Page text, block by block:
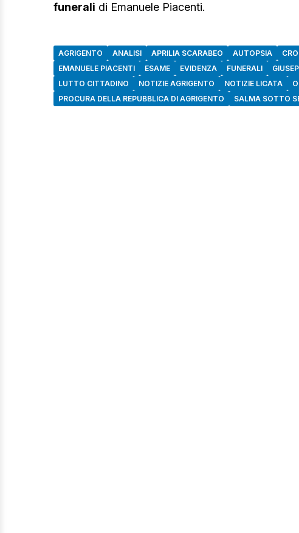
funerali di Emanuele Piacenti.
AGRIGENTO ANALISI APRILIA SCARABEO AUTOPSIA
EMANUELE PIACENTI
ESAME EVIDENZA FUNERALI
LUTTO CITTADINO
NOTIZIE AGRIGENTO NOTIZIE LICATA
PROCURA DELLA REPUBBLICA DI AGRIGENTO
SALMA SOTTO